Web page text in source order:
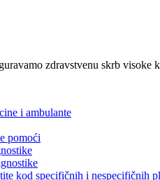
zdravstvenu skrb
i ambulante
pomoći
kod specifičnih i nespecifičnih